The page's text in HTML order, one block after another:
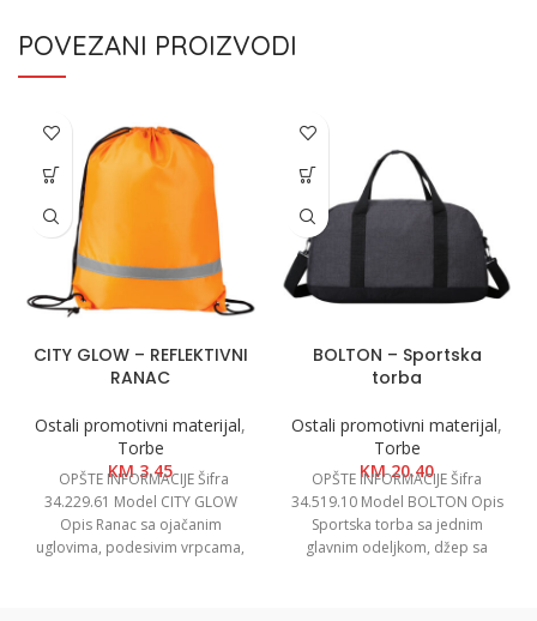
POVEZANI PROIZVODI
CITY GLOW – REFLEKTIVNI
RANAC
Ostali promotivni materijal,
Torbe
KM3.45
OPŠTE INFORMACIJE Šifra
34.229.61 Model CITY GLOW
Opis Ranac sa ojačanim
uglovima, podesivim vrpcama,
BOLTON – Sportska
torba
Ostali promotivni materijal,
Torbe
KM20.40
OPŠTE INFORMACIJE Šifra
34.519.10 Model BOLTON Opis
Sportska torba sa jednim
glavnim odeljkom, džep sa